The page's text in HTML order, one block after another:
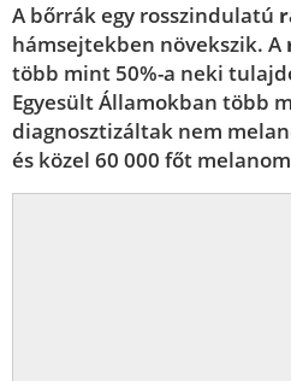
A bőrrák egy rosszindulatú
hámsejtekben növekszik. A
több mint 50%-a neki
Egyesült Államokban több
diagnosztizáltak nem
és közel 60 000 főt